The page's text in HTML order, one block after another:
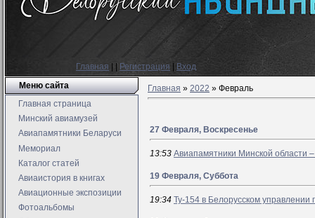
Главная Регистрация
Вход
Меню сайта
Главная страница
Минский авиамузей
Авиапамятники Беларуси
Мемориал
Каталог статей
Авиаистория в книгах
Авиационные экспозиции
Фотоальбомы
Главная»2022 » Февраль
27 Февраля, Воскресенье
13:53 Авиапамятники Минской области
19 Февраля, Суббота
19:34 Ту-154 в Белорусском управлении